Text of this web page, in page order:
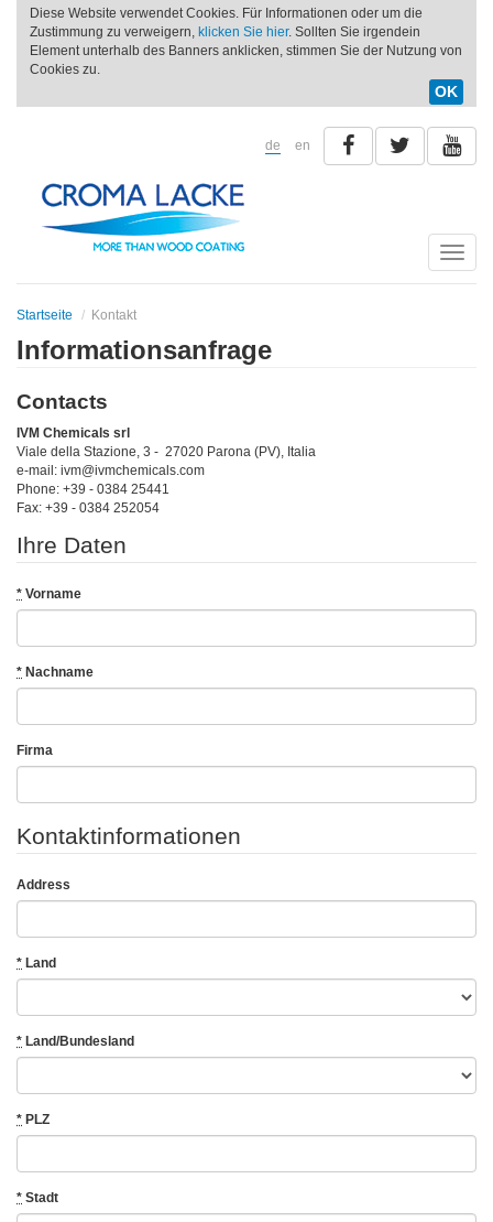
Diese Website verwendet Cookies. Für Informationen oder um die
Zustimmung zu verweigern, klicken Sie hier. Sollten Sie irgendein
Element unterhalb des Banners anklicken, stimmen Sie der Nutzung von
Cookies zu.
OK
de en
Toggle
Startseite Kontakt
Informationsanfrage
Contacts
IVM Chemicals srl
Viale della Stazione, 3 - 27020 Parona (PV), Italia
e-mail: ivm@ivmchemicals.com
Phone: +39 - 0384 25441
Fax: +39 - 0384 252054
Ihre Daten
* Vorname
* Nachname
Firma
Kontaktinformationen
Address
* Land
* Land/Bundesland
* PLZ
* Stadt